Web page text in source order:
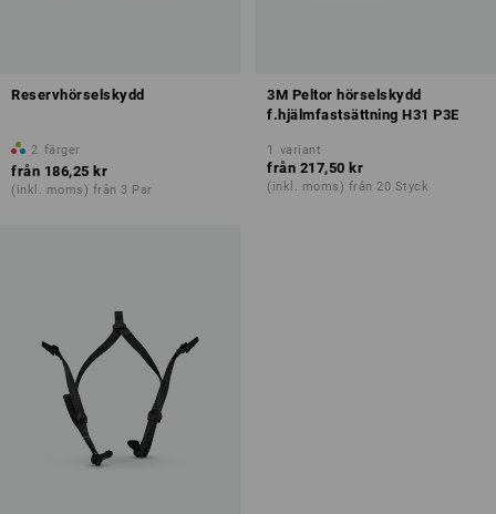
Reservhörselskydd
2 färger
från 186,25 kr
(inkl. moms) från 3 Par
3M Peltor hörselskydd
f.hjälmfastsättning H31 P3E
1 variant
från 217,50 kr
(inkl. moms) från 20 Styck